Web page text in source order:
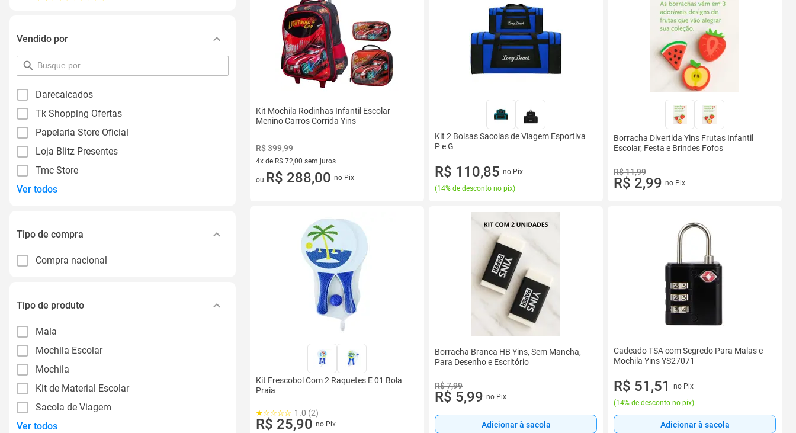
Vendido por
pesquisar
por
Darecalcados
Tk Shopping Ofertas
Papelaria Store Oficial
Loja Blitz Presentes
Tmc Store
Ver todos
Tipo de compra
Compra nacional
Tipo de produto
Mala
Mochila Escolar
Mochila
Kit de Material Escolar
Sacola de Viagem
Ver todos
Kit Mochila Rodinhas Infantil Escolar
Menino Carros Corrida Yins
R$ 399,99
4x de R$ 72,00 sem juros
4 vez de R$ 72,00 sem juros
ou R$ 288,00 no Pix
Kit 2 Bolsas Sacolas de Viagem Esportiva
P e G
R$ 110,85 no Pix
(14% de desconto no pix)
Borracha Divertida Yins Frutas Infantil
Escolar, Festa e Brindes Fofos
R$ 11,99
R$ 2,99 no Pix
Kit Frescobol Com 2 Raquetes E 01 Bola
Praia
1.0 (2)
R$ 25,90 no Pix
Borracha Branca HB Yins, Sem Mancha,
Para Desenho e Escritório
R$ 7,99
R$ 5,99 no Pix
Adicionar à sacola
Cadeado TSA com Segredo Para Malas e
Mochila Yins YS27071
R$ 51,51
no Pix
(14% de desconto no pix)
Adicionar à sacola